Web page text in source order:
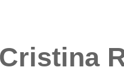
Cristina